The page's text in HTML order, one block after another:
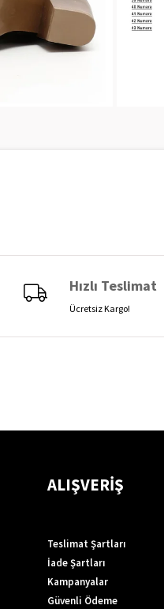
Hızlı Teslimat
Ücretsiz Kargo!
ALIŞVERİŞ
Teslimat Şartları
İade Şartları
Kampanyalar
Güvenli Ödeme